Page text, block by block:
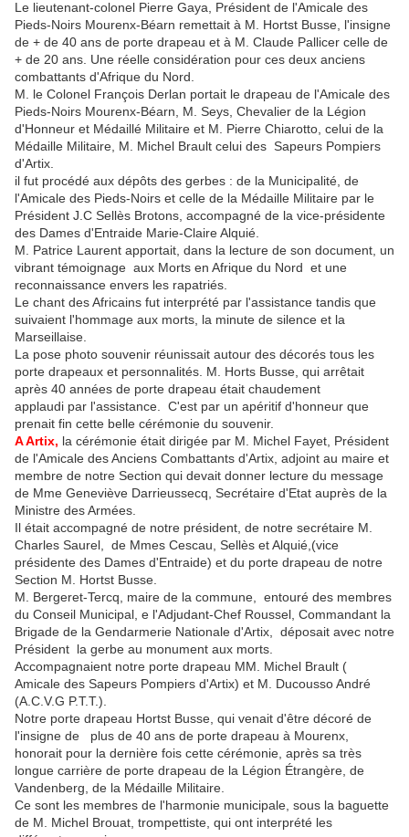
Le lieutenant-colonel Pierre Gaya, Président de l'Amicale des
Pieds-Noirs Mourenx-Béarn remettait à M. Hortst Busse, l'insigne
de + de 40 ans de porte drapeau et à M. Claude Pallicer celle de
+ de 20 ans. Une réelle considération pour ces deux anciens
combattants d'Afrique du Nord.
M. le Colonel François Derlan portait le drapeau de l'Amicale des
Pieds-Noirs Mourenx-Béarn, M. Seys, Chevalier de la Légion
d'Honneur et Médaillé Militaire et M. Pierre Chiarotto, celui de la
Médaille Militaire, M. Michel Brault celui des Sapeurs Pompiers
d'Artix.
il fut procédé aux dépôts des gerbes : de la Municipalité, de
l'Amicale des Pieds-Noirs et celle de la Médaille Militaire par le
Président J.C Sellès Brotons, accompagné de la vice-présidente
des Dames d'Entraide Marie-Claire Alquié.
M. Patrice Laurent apportait, dans la lecture de son document, un
vibrant témoignage aux Morts en Afrique du Nord et une
reconnaissance envers les rapatriés.
Le chant des Africains fut interprété par l'assistance tandis que
suivaient l'hommage aux morts, la minute de silence et la
Marseillaise.
La pose photo souvenir réunissait autour des décorés tous les
porte drapeaux et personnalités. M. Horts Busse, qui arrêtait
après 40 années de porte drapeau était chaudement
applaudi par l'assistance. C'est par un apéritif d'honneur que
prenait fin cette belle cérémonie du souvenir.
A Artix, la cérémonie était dirigée par M. Michel Fayet, Président
de l'Amicale des Anciens Combattants d'Artix, adjoint au maire et
membre de notre Section qui devait donner lecture du message
de Mme Geneviève Darrieussecq, Secrétaire d'Etat auprès de la
Ministre des Armées.
Il était accompagné de notre président, de notre secrétaire M.
Charles Saurel, de Mmes Cescau, Sellès et Alquié,(vice
présidente des Dames d'Entraide) et du porte drapeau de notre
Section M. Hortst Busse.
M. Bergeret-Tercq, maire de la commune, entouré des membres
du Conseil Municipal, e l'Adjudant-Chef Roussel, Commandant la
Brigade de la Gendarmerie Nationale d'Artix, déposait avec notre
Président la gerbe au monument aux morts.
Accompagnaient notre porte drapeau MM. Michel Brault (
Amicale des Sapeurs Pompiers d'Artix) et M. Ducousso André
(A.C.V.G P.T.T.).
Notre porte drapeau Hortst Busse, qui venait d'être décoré de
l'insigne de plus de 40 ans de porte drapeau à Mourenx,
honorait pour la dernière fois cette cérémonie, après sa très
longue carrière de porte drapeau de la Légion Étrangère, de
Vandenberg, de la Médaille Militaire.
Ce sont les membres de l'harmonie municipale, sous la baguette
de M. Michel Brouat, trompettiste, qui ont interprété les